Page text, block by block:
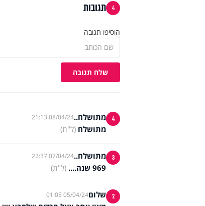
4 תגובות
הוסיפו תגובה
שלח תגובה
4 מתושלח..08/04/24 21:13
מתושלח (ל"ת)
3 מתושלח..07/04/24 22:37
969 שנה.... (ל"ת)
2 שלום05/04/24 01:05